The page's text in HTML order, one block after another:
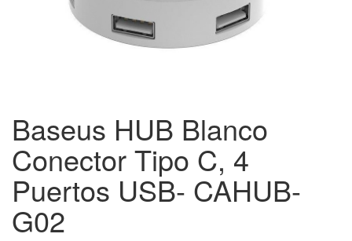
Baseus HUB Blanco
Conector Tipo C, 4
Puertos USB- CAHUB-
G02